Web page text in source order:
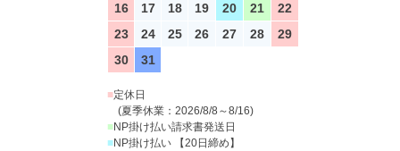
16
17 18 19 20 21
22
23
24 25 26 27 28
29
30
31
■定休日
(夏季休業：2026/8/8～8/16)
■NP掛け払い請求書発送日
■NP掛け払い 【20日締め】